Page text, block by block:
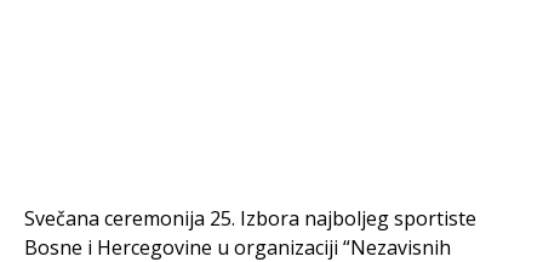
Svečana ceremonija 25. Izbora najboljeg sportiste
Bosne i Hercegovine u organizaciji “Nezavisnih